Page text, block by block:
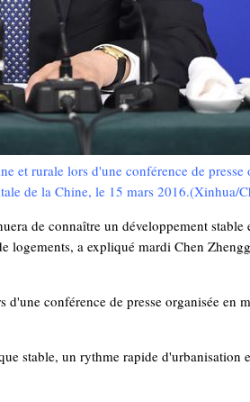
et rurale lors d'une conférence de presse
de la Chine, le 15 mars 2016.(Xinhua/
de connaître un développement stable
logements, a expliqué mardi Chen
conférence de presse organisée en
stable, un rythme rapide d'urbanisation